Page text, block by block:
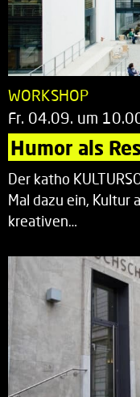
WORKSHOP
Fr. 04.09. um
Humor als
Der katho
Mal dazu ein, Kultur
kreativen…